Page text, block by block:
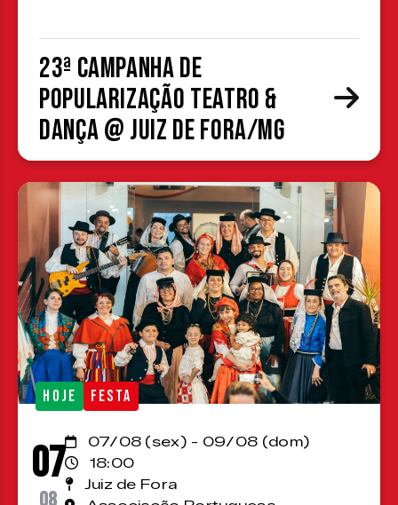
23ª Campanha de
Popularização Teatro &
Dança @ Juiz de Fora/MG
HOJE FESTA
07
07/08 (sex) - 09/08 (dom)
18:00
Juiz de Fora